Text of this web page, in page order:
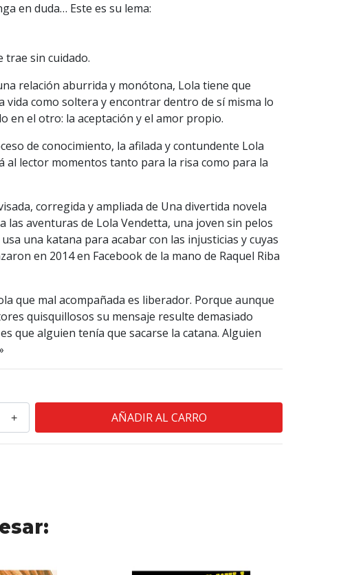
en duda… Este es su lema:
trae sin cuidado.
relación aburrida y monótona, Lola tiene que
vida como soltera y encontrar dentro de sí misma lo
en el otro: la aceptación y el amor propio.
de conocimiento, la afilada y contundente Lola
al lector momentos tanto para la risa como para la
corregida y ampliada de Una divertida novela
las aventuras de Lola Vendetta, una joven sin pelos
una katana para acabar con las injusticias y cuyas
en 2014 en Facebook de la mano de Raquel Riba
que mal acompañada es liberador. Porque aunque
quisquillosos su mensaje resulte demasiado
que alguien tenía que sacarse la catana. Alguien
+